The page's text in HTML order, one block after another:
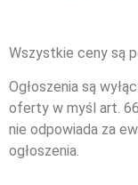
Wszystkie ceny są
Ogłoszenia są
oferty w myśl art.
nie odpowiada za
ogłoszenia.